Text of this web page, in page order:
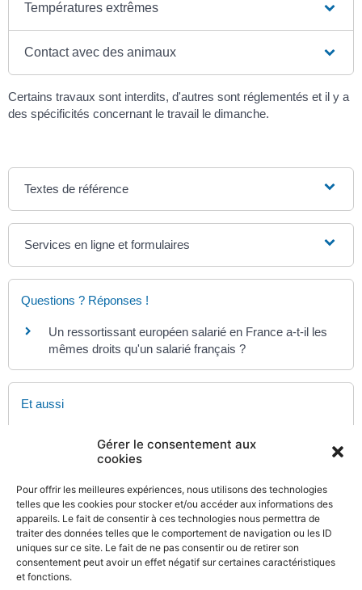
Gérer le consentement aux
cookies
Pour offrir les meilleures expériences, nous utilisons des technologies
telles que les cookies pour stocker et/ou accéder aux informations des
appareils. Le fait de consentir à ces technologies nous permettra de
traiter des données telles que le comportement de navigation ou les ID
uniques sur ce site. Le fait de ne pas consentir ou de retirer son
consentement peut avoir un effet négatif sur certaines caractéristiques
et fonctions.
Températures extrêmes
Contact avec des animaux
Certains travaux sont interdits, d'autres sont réglementés et il y a
des spécificités concernant le travail le dimanche.
Textes de référence
Services en ligne et formulaires
Questions ? Réponses !
Un ressortissant européen salarié en France a-t-il les
mêmes droits qu'un salarié français ?
Et aussi
Travail - Formation
Travail - Formation
Travail d'un jeune de moins de 18 ans dans un débit
de boissons
Vente - Commerce